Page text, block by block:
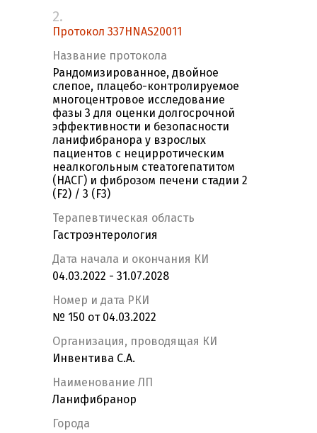
2.
Протокол 337HNAS20011
Название протокола
Рандомизированное, двойное
слепое, плацебо-контролируемое
многоцентровое исследование
фазы 3 для оценки долгосрочной
эффективности и безопасности
ланифибранора у взрослых
пациентов с нецирротическим
неалкогольным стеатогепатитом
(НАСГ) и фиброзом печени стадии 2
(F2) / 3 (F3)
Терапевтическая область
Гастроэнтерология
Дата начала и окончания КИ
04.03.2022 - 31.07.2028
Номер и дата РКИ
№ 150 от 04.03.2022
Организация, проводящая КИ
Инвентива С.А.
Наименование ЛП
Ланифибранор
Города